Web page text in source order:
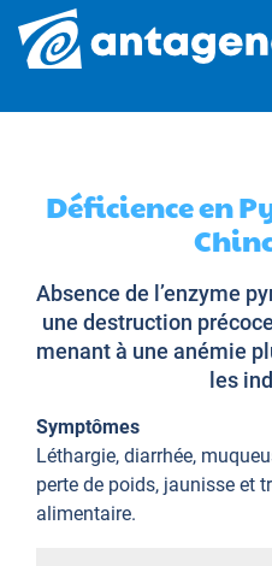
Déficience en
Absence de l’enzyme
une destruction
menant à une anémie
les
Symptômes
Léthargie, diarrhée,
perte de poids, jaunisse et
alimentaire.